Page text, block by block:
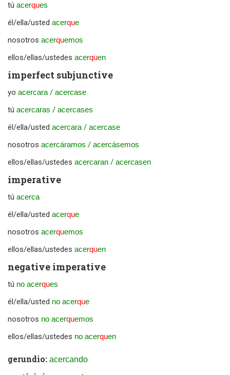
tú acerques
él/ella/usted acerque
nosotros acerquemos
ellos/ellas/ustedes acerquen
imperfect subjunctive
yo acercara/ acercase
tú acercaras / acercases
él/ella/usted acercara/ acercase
nosotros acercáramos / acercásemos
ellos/ellas/ustedes acercaran / acercasen
imperative
tú acerca
él/ella/usted acerque
nosotros acerquemos
ellos/ellas/ustedes acerquen
negative imperative
tú no acerques
él/ella/usted no acerque
nosotros no acerquemos
ellos/ellas/ustedes no acerquen
gerundio: acercando